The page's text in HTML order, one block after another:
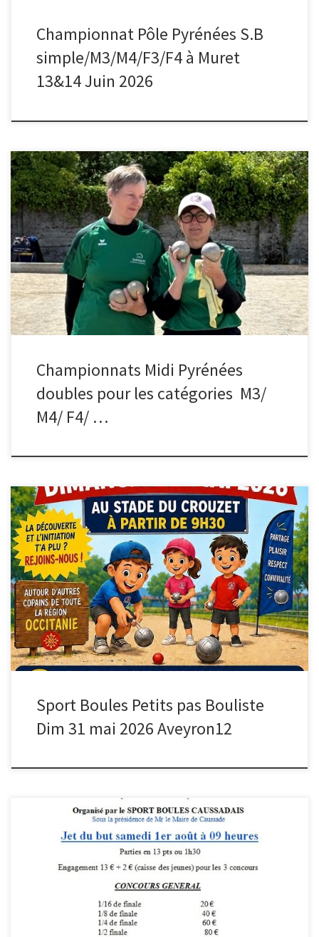
Championnat Pôle Pyrénées S.B
simple/M3/M4/F3/F4 à Muret
13&14 Juin 2026
Samedi 16 et 17 mai le club Bagnére de Bigorre et le CBD 65 ont
organisés les championnats Midi Pyrénées doubles pour les
catégories M3/ M4/ F4/ F3 Le CBD 31 étaient représentés par 6
équipes En M3 16 équipes de Stefani de st Jory perd en1/4 de
finale et […]
Championnats Midi Pyrénées
doubles pour les catégories M3/
M4/ F4/ …
Sport Boules Petits pas Bouliste
Dim 31 mai 2026 Aveyron12